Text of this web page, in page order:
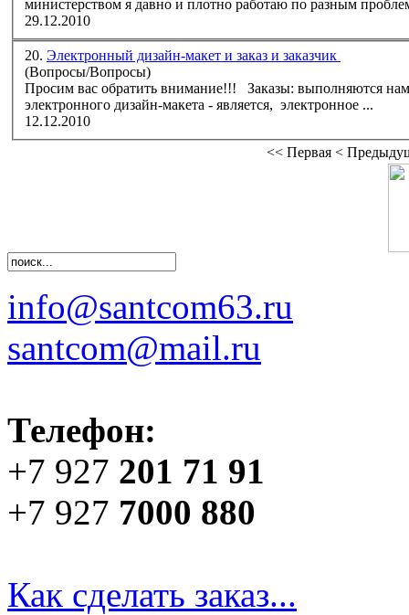
министерством я давно и плотно работаю по разным
29.12.2010
20. Электронный дизайн-макет и заказ и заказчик
(Вопросы/Вопросы)
Заказы: выполняются нами на основе утвержденного электронного дизайн-макета; утверждением
электронного дизайн-макета - является, электронное ...
12.12.2010
<< Первая <
info@santcom63.ru
santcom@mail.ru
Телефон:
+7 927 201 71 91
+7 927 7000 880
Как сделать заказ...